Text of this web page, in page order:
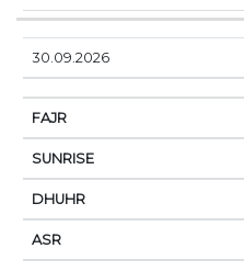
30.09.2026